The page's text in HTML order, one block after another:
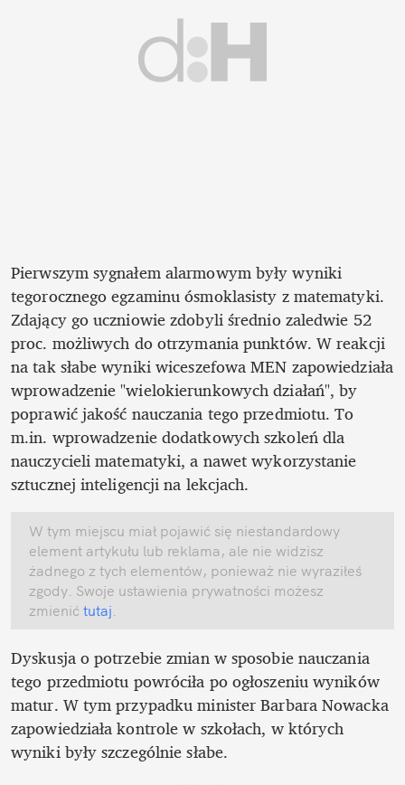
Pierwszym sygnałem alarmowym były wyniki
tegorocznego egzaminu ósmoklasisty z matematyki.
Zdający go uczniowie zdobyli średnio zaledwie 52
proc. możliwych do otrzymania punktów. W reakcji
na tak słabe wyniki wiceszefowa MEN zapowiedziała
wprowadzenie "wielokierunkowych działań", by
poprawić jakość nauczania tego przedmiotu. To
m.in. wprowadzenie dodatkowych szkoleń dla
nauczycieli matematyki, a nawet wykorzystanie
sztucznej inteligencji na lekcjach.
W tym miejscu miał pojawić się niestandardowy
element artykułu lub reklama, ale nie widzisz
żadnego z tych elementów, ponieważ nie wyraziłeś
zgody. Swoje ustawienia prywatności możesz
zmienić tutaj
Dyskusja o potrzebie zmian w sposobie nauczania
tego przedmiotu powróciła po ogłoszeniu wyników
matur. W tym przypadku minister Barbara Nowacka
zapowiedziała kontrole w szkołach, w których
wyniki były szczególnie słabe.